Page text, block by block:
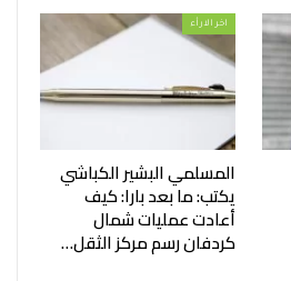
اخر الارأء
المسلمي البشير الكباشي
يكتب: ما بعد بارا: كيف
أعادت عمليات شمال
كردفان رسم مركز الثقل…